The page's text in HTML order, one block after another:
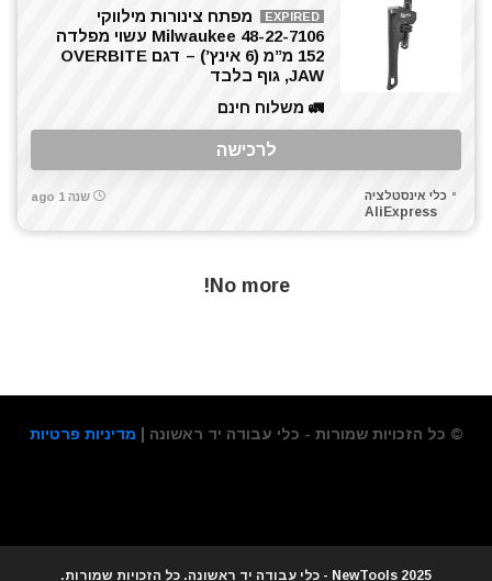
מדחס / קומפרסור
מולטיטול
מזמרה
מטען סוללות לרכב
מטען סוללות קירי
מכונת צביעה אירלס
מסור שרשרת
EXPIRED
מפתח צינורות מילווקי
Milwaukee 48-22-7106 עשוי מפלדה
152 מ”מ (6 אינץ’) – דגם OVERBITE
JAW, גוף בלבד
🚛 משלוח חינם
לרכישה
כלי אינסטלציה
AliExpress
שנה 1 ago
No more!
© כל הזכויות שמורות - כלי עבודה יד ראשונה | מדיניות פרטיות
2025 NewTools - כלי עבודה יד ראשונה. כל הזכויות שמורות.